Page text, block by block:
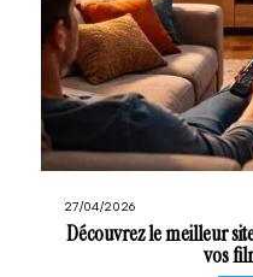
27/04/2026
Découvrez le meilleur
vos